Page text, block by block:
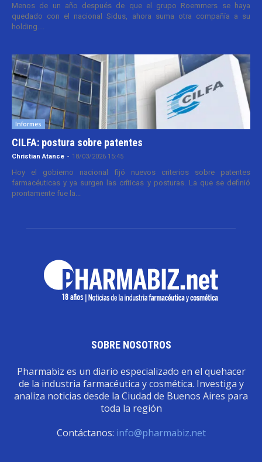
Menos de un año después de que el grupo Roemmers se haya
quedado con el nacional Sidus, ahora suma otra compañía a su
holding....
Informes
CILFA: postura sobre patentes
Christian Atance - 18/03/2026 15:45
Hoy el gobierno nacional fijó nuevos criterios sobre patentes
farmacéuticas y ya surgen las críticas y posturas. La que se definió
prontamente fue la...
SOBRE NOSOTROS
Pharmabiz es un diario especializado en el quehacer
de la industria farmacéutica y cosmética. Investiga y
analiza noticias desde la Ciudad de Buenos Aires para
toda la región
Contáctanos: info@pharmabiz.net